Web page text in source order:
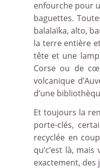
enfourche pour
baguettes.
balalaïka, alto,
la terre entière
tête et une
Corse ou de
volcanique
d’une
Et toujours la
porte-clés,
recyclée en
qu’c’est là,
exactement,